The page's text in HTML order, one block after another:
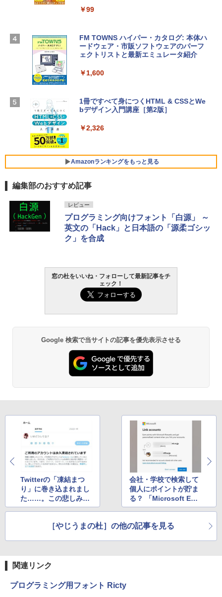
igence、13.6インチLiquid Retinaディ
ラ、Touch ID - スカイブルー + 3年延長
AppleCare+ for 13インチMacBook Air
(M5)|ダウンロード版
￥331,701
【Amazon.co.jp限定】 HP ノートパソコ
ン 15-fd 15.6インチ 16GBメモリ 512GB
SSD インテル Core 5
￥129,800
FMV ノートパソコン WE1-K3 (MS 365 P
ersonal/Copilotキー搭載/Win 11/15.6型/
VWK3E15W_AZ
￥119,800
定バーチャルアイテムを含む】 【オンラ
インゲームコード】 ロブロックス | オン
ラインコード版
￥3,200
Robloxギフトカード - 1000 Robux 【限
定バーチャルアイテムを含む】 【オンラ
ラインコード版
￥99
FM TOWNS ハイパー・カタログ: 本体ハ
ードウェア・市販ソフトウェアのパーフ
ェクトリストと最新エミュレータ紹介
￥1,600
1冊ですべて身につくHTML & CSSとWe
bデザイン入門講座［第2版］
￥2,326
Amazonランキングをもっと見る
Amazon Kindle Paperwhite (16GB) 7イ
ンチディスプレイ、色調調節ライト、12
週間持続バッテリー、広告なし、ブラッ
ク
Amazon Kindle - 目に優しい、かさばら
ない、大きな画面で読みやすい、6週間持
続バッテリー、6インチディスプレイ電子
書籍リーダー、ブラック、16GB、広告な
￥19,980
Kindle Paperwhite シグニチャーエディ
ション (32GB) 7インチディスプレイ、明
るさ自動調整、色調調節ライト、12週間
ブラック
Amazon Kindle Colorsoft | 16GBストレ
ージ、防水、7インチカラーディスプレ
イ、色調調節ライト、最大8週間持続バッ
テリー、広告無し、ブラック (2025年発
￥39,980
11インチカラーディスプレイ、64GBスト
レージ、ノート機能搭載、明るさ自動調
整、色調調節ライト、プレミアムペン付
編集部のおすすめ記事
レビュー
プログラミング向けフォント「白源」 ～
英文の「Hack」と日本語の「源柔ゴシッ
ク」を合成
窓の杜をいいね・フォローして最新記事をチ
ェック！
Google 検索で当サイトの記事を優先表示させる
Twitterの「凍結まつ
り」に巻き込まれまし
た……。この悲しみを
胸に「異議申し立て」
会社・学校で検索して
個人にポイントが貯ま
る？ 「Microsoft Edg
e」の「アカウント リ
［やじうまの杜］の他の記事を見る
関連リンク
プログラミング用フォント Ricty